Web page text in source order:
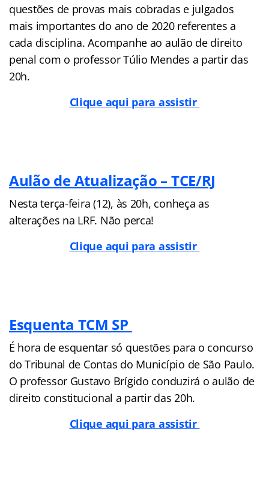
questões de provas mais cobradas e julgados
mais importantes do ano de 2020 referentes a
cada disciplina. Acompanhe ao aulão de direito
penal com o professor Túlio Mendes a partir das
20h.
Clique aqui para assistir
Aulão de Atualização – TCE/RJ
Nesta terça-feira (12), às 20h, conheça as
alterações na LRF. Não perca!
Clique aqui para assistir
Esquenta TCM SP
É hora de esquentar só questões para o concurso
do Tribunal de Contas do Município de São Paulo.
O professor Gustavo Brígido conduzirá o aulão de
direito constitucional a partir das 20h.
Clique aqui para assistir